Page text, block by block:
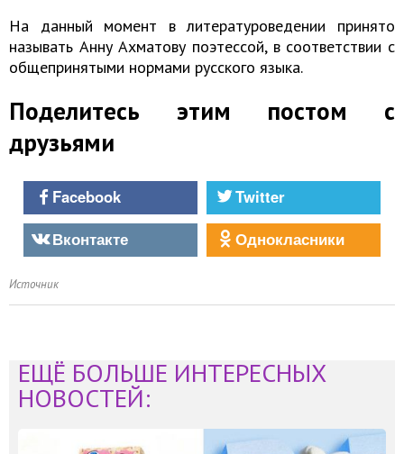
На данный момент в литературоведении принято
называть Анну Ахматову поэтессой, в соответствии с
общепринятыми нормами русского языка.
Поделитесь этим постом с
друзьями
Facebook
Twitter
Вконтакте
Однокласники
Источник
ЕЩЁ БОЛЬШЕ ИНТЕРЕСНЫХ
НОВОСТЕЙ: